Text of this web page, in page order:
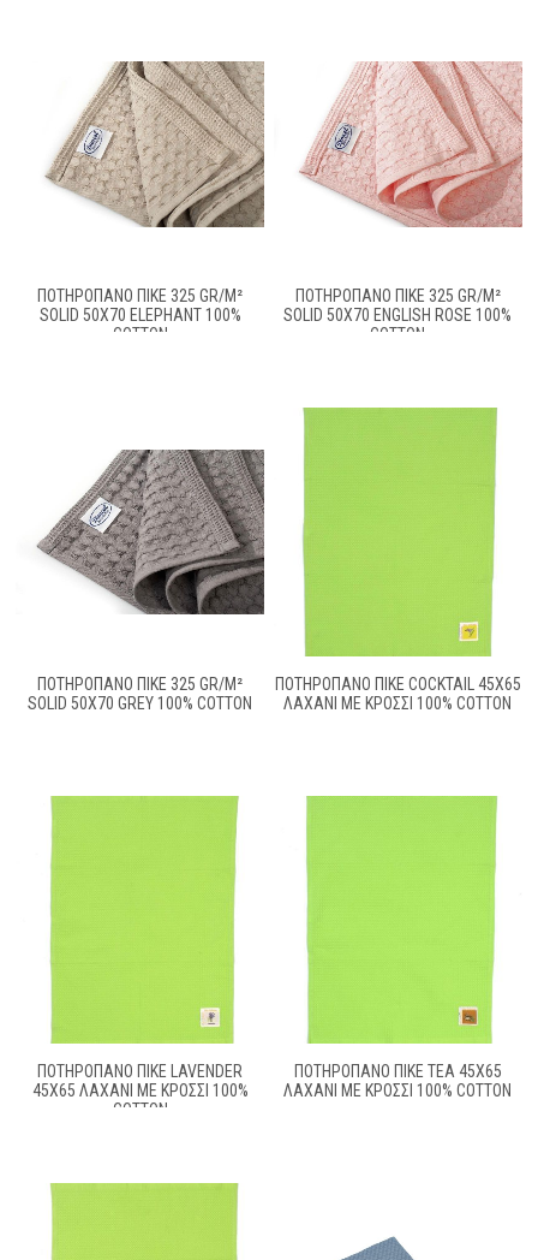
ΠΟΤΗΡΌΠΑΝΟ ΠΙΚΈ 325 GR/M²
SOLID 50X70 ELEPHANT 100%
COTTON
ΠΟΤΗΡΌΠΑΝΟ ΠΙΚΈ 325 GR/M²
SOLID 50X70 ENGLISH ROSE 100%
COTTON
ΠΟΤΗΡΌΠΑΝΟ ΠΙΚΈ 325 GR/M²
SOLID 50X70 GREY 100% COTTON
ΠΟΤΗΡΌΠΑΝΟ ΠΙΚΈ COCKTAIL 45X65
ΛΑΧΑΝΊ ΜΕ ΚΡΌΣΣΙ 100% COTTON
ΠΟΤΗΡΌΠΑΝΟ ΠΙΚΈ LAVENDER
45X65 ΛΑΧΑΝΊ ΜΕ ΚΡΌΣΣΙ 100%
COTTON
ΠΟΤΗΡΌΠΑΝΟ ΠΙΚΈ TEA 45X65
ΛΑΧΑΝΊ ΜΕ ΚΡΌΣΣΙ 100% COTTON